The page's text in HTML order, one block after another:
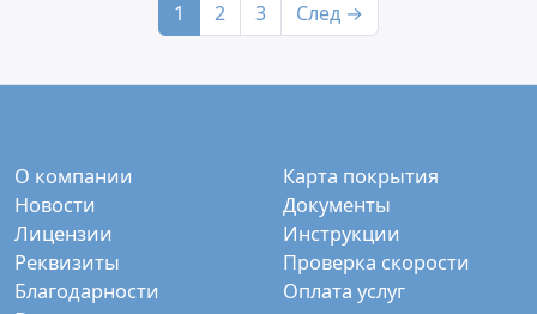
1 2 3 След →
О компании
Новости
Лицензии
Реквизиты
Благодарности
Карта покрытия
Документы
Инструкции
Проверка скорости
Оплата услуг